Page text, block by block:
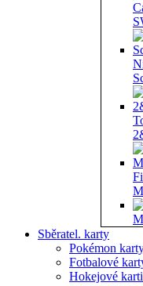
Sběratel. karty
Pokémon
Fotbalové
Hokejové